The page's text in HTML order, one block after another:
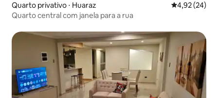
Quarto privativo ⋅ Huaraz 4,92 de uma
4,92 (24)
Quarto central com janela para a rua